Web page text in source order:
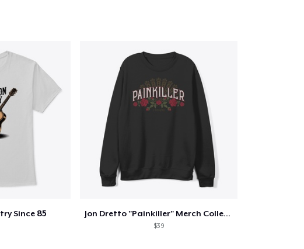
Since 85 Jon Dretto "Painkiller" Merch Collection
$39